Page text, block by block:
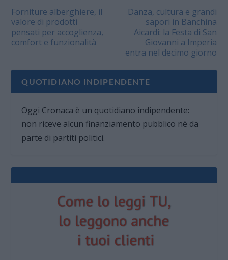
Forniture alberghiere, il
valore di prodotti
pensati per accoglienza,
comfort e funzionalità
Danza, cultura e grandi
sapori in Banchina
Aicardi: la Festa di San
Giovanni a Imperia
entra nel decimo giorno
QUOTIDIANO INDIPENDENTE
Oggi Cronaca è un quotidiano indipendente:
non riceve alcun finanziamento pubblico nè da
parte di partiti politici.